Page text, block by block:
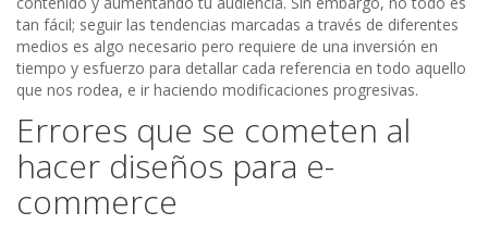
tan fácil; seguir las tendencias marcadas a través de diferentes
medios es algo necesario pero requiere de una inversión en
tiempo y esfuerzo para detallar cada referencia en todo aquello
que nos rodea, e ir haciendo modificaciones progresivas.
Errores que se cometen al
hacer diseños para e-
commerce